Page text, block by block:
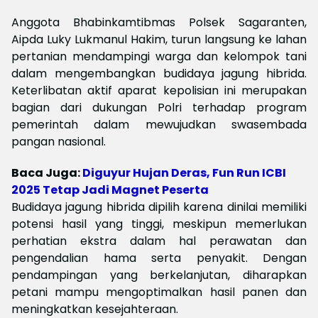
Anggota Bhabinkamtibmas Polsek Sagaranten,
Aipda Luky Lukmanul Hakim, turun langsung ke lahan
pertanian mendampingi warga dan kelompok tani
dalam mengembangkan budidaya jagung hibrida.
Keterlibatan aktif aparat kepolisian ini merupakan
bagian dari dukungan Polri terhadap program
pemerintah dalam mewujudkan swasembada
pangan nasional.
Baca Juga:Diguyur Hujan Deras, Fun Run ICBI
2025 Tetap Jadi Magnet Peserta
Budidaya jagung hibrida dipilih karena dinilai memiliki
potensi hasil yang tinggi, meskipun memerlukan
perhatian ekstra dalam hal perawatan dan
pengendalian hama serta penyakit. Dengan
pendampingan yang berkelanjutan, diharapkan
petani mampu mengoptimalkan hasil panen dan
meningkatkan kesejahteraan.